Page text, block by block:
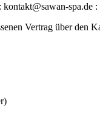
spa.de :
Vertrag über den